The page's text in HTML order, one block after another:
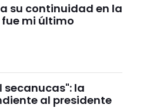
su continuidad en la
fue mi último
secanucas": la
al presidente